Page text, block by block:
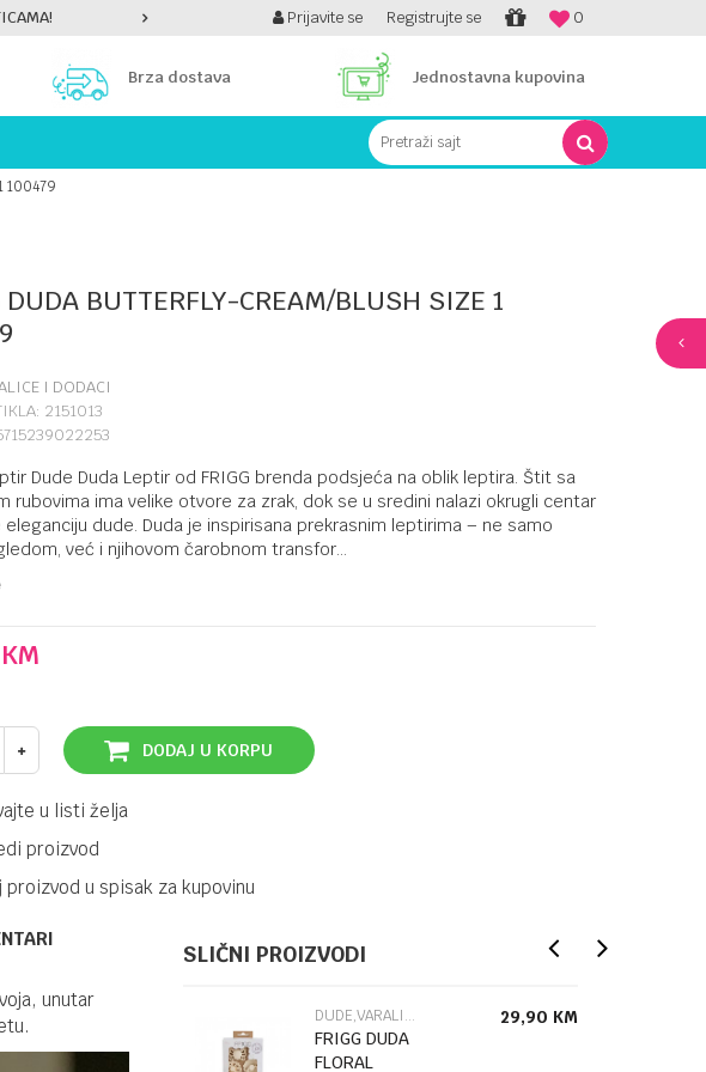
PLATI UNICREDIT KARTICOM NA RATE! 0
Prijavite se Registrujte se
Brza dostava Jednostavna kupovina
Pretraži sajt
100479
DUDA BUTTERFLY-CREAM/BLUSH SIZE 1
I DODACI
2151013
Dude Duda Leptir od FRIGG brenda podsjeća na oblik leptira. Štit sa
rubovima ima velike otvore za zrak, dok se u sredini nalazi okrugli centar
eleganciju dude. Duda je inspirisana prekrasnim leptirima – ne samo
već i njihovom čarobnom transfor...
KM
DODAJ U KORPU
u listi želja
proizvod
proizvod u spisak za kupovinu
unutar
SLIČNI PROIZVODI
DUDE,VARALICE I DODACI
FRIGG DUDA
FLORAL
29,90 KM